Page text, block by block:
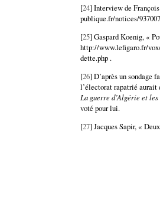
[24] Interview de
publique.fr/notices/
[25] Gaspard Koenig, «
http://www.lefigaro.fr/
dette.php .
[26] D’après un sondage
l’électorat rapatrié aurait
La guerre d’Algérie et
voté pour lui.
[27] Jacques Sapir, «